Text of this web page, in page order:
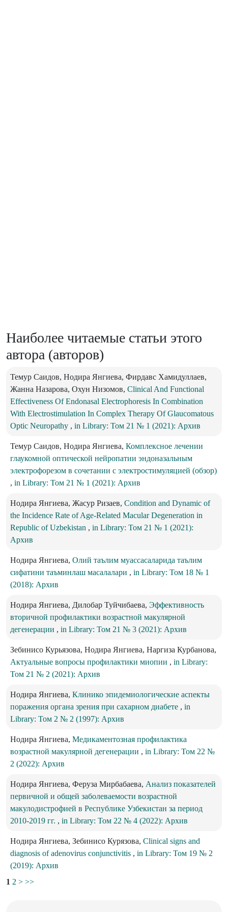
Наиболее читаемые статьи этого
автора (авторов)
Темур Саидов, Нодира Янгиева, Фирдавс Хамидуллаев,
Жанна Назарова, Охун Низомов, Clinical And Functional
Effectiveness Of Endonasal Electrophoresis In Combination
With Electrostimulation In Complex Therapy Of Glaucomatous
Optic Neuropathy , in Library: Том 21 № 1 (2021): Архив
Темур Саидов, Нодира Янгиева, Комплексное лечении
глаукомной оптической нейропатии эндоназальным
электрофорезом в сочетании с электростимуляцией (обзор)
, in Library: Том 21 № 1 (2021): Архив
Нодира Янгиева, Жасур Ризаев, Condition and Dynamic of
the Incidence Rate of Age-Related Macular Degeneration in
Republic of Uzbekistan , in Library: Том 21 № 1 (2021):
Архив
Нодира Янгиева, Олий таълим муассасаларида таълим
сифатини таъминлаш масалалари , in Library: Том 18 № 1
(2018): Архив
Нодира Янгиева, Дилобар Туйчибаева, Эффективность
вторичной профилактики возрастной макулярной
дегенерации , in Library: Том 21 № 3 (2021): Архив
Зебинисо Курьязова, Нодира Янгиева, Наргиза Курбанова,
Актуальные вопросы профилактики миопии , in Library:
Том 21 № 2 (2021): Архив
Нодира Янгиева, Клинико эпидемиологические аспекты
поражения органа зрения при сахарном диабете , in
Library: Том 2 № 2 (1997): Архив
Нодира Янгиева, Медикаментозная профилактика
возрастной макулярной дегенерации , in Library: Том 22 №
2 (2022): Архив
Нодира Янгиева, Феруза Мирбабаева, Анализ показателей
первичной и общей заболеваемости возрастной
макулодистрофией в Республике Узбекистан за период
2010-2019 гг. , in Library: Том 22 № 4 (2022): Архив
Нодира Янгиева, Зебинисо Курязова, Clinical signs and
diagnosis of adenovirus conjunctivitis , in Library: Том 19 № 2
(2019): Архив
1 2 > >>